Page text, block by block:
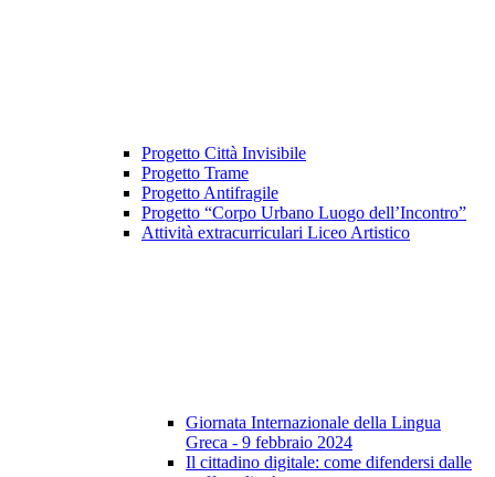
Progetto Città Invisibile
Progetto Trame
Progetto Antifragile
Progetto “Corpo Urbano Luogo dell’Incontro”
Attività extracurriculari Liceo Artistico
Giornata Internazionale della Lingua
Greca - 9 febbraio 2024
Il cittadino digitale: come difendersi dalle